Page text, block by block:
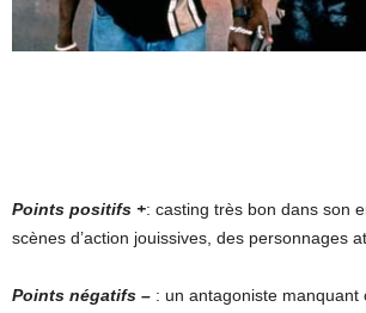
Points positifs +: casting très bon dans son
scènes d’action jouissives, des personnages
Points négatifs – : un antagoniste manquant